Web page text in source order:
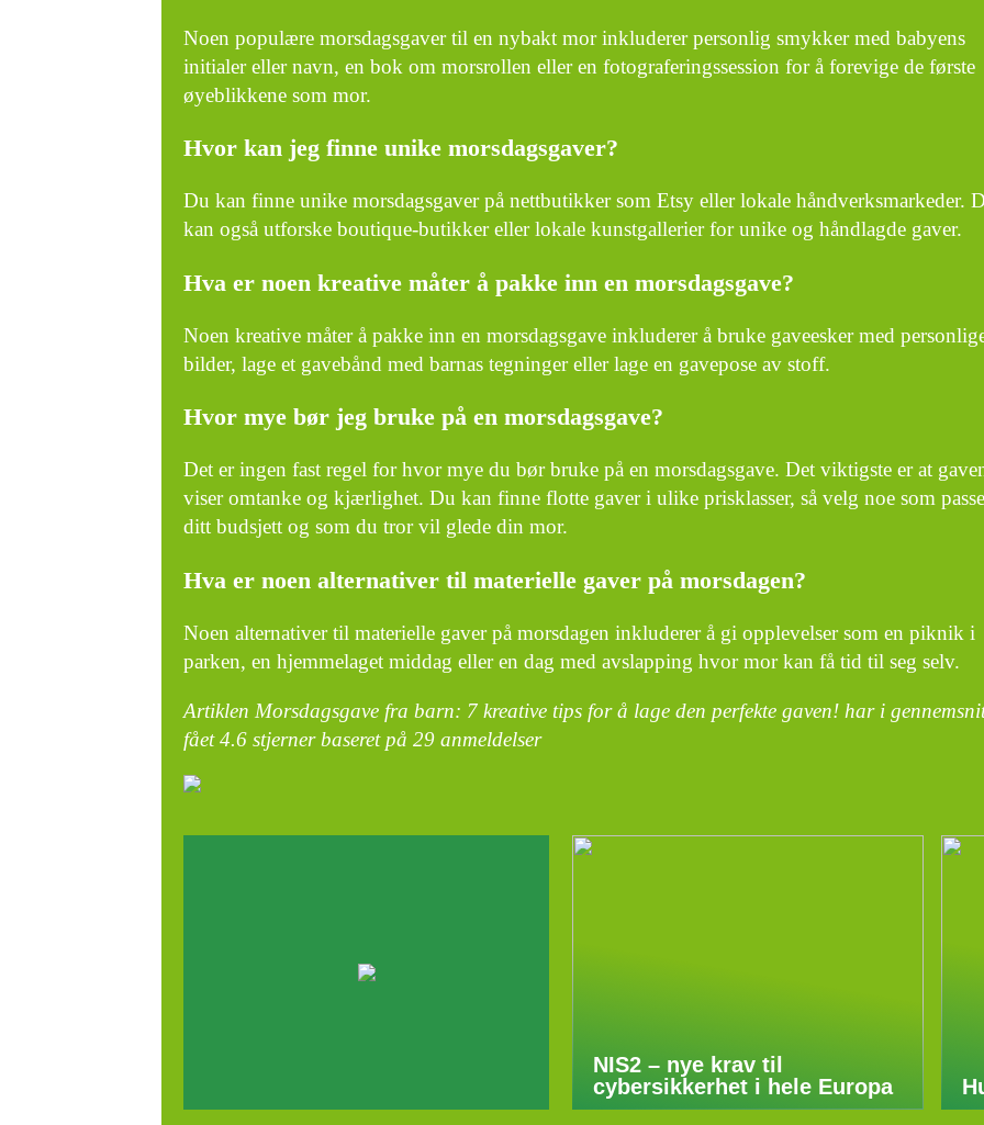
Noen populære morsdagsgaver til en nybakt mor inkluderer personlig smykker med babyens
initialer eller navn, en bok om morsrollen eller en fotograferingssession for å forevige de første
øyeblikkene som mor.
Hvor kan jeg finne unike morsdagsgaver?
Du kan finne unike morsdagsgaver på nettbutikker som Etsy eller lokale håndverksmarkeder.
kan også utforske boutique-butikker eller lokale kunstgallerier for unike og håndlagde gaver.
Hva er noen kreative måter å pakke inn en morsdagsgave?
Noen kreative måter å pakke inn en morsdagsgave inkluderer å bruke gaveesker med
bilder, lage et gavebånd med barnas tegninger eller lage en gavepose av stoff.
Hvor mye bør jeg bruke på en morsdagsgave?
Det er ingen fast regel for hvor mye du bør bruke på en morsdagsgave. Det viktigste er at
viser omtanke og kjærlighet. Du kan finne flotte gaver i ulike prisklasser, så velg noe som
ditt budsjett og som du tror vil glede din mor.
Hva er noen alternativer til materielle gaver på morsdagen?
Noen alternativer til materielle gaver på morsdagen inkluderer å gi opplevelser som en piknik i
parken, en hjemmelaget middag eller en dag med avslapping hvor mor kan få tid til seg selv.
Artiklen Morsdagsgave fra barn: 7 kreative tips for å lage den perfekte gaven! har i
fået4.6 stjerner baseret på 29 anmeldelser
NIS2 – nye krav til
cybersikkerhet i hele Europa